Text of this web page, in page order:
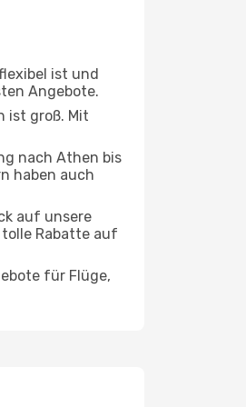
ist und
Angebote.
ist groß. Mit
nach Athen bis
haben auch
auf unsere
tolle Rabatte auf
für Flüge,